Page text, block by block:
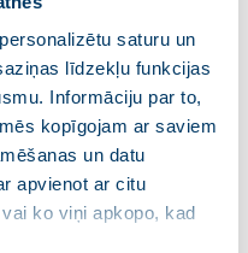
saturu un
līdzekļu funkcijas
Informāciju par to,
kopīgojam ar saviem
un datu
apvienot ar citu
ko viņi apkopo, kad